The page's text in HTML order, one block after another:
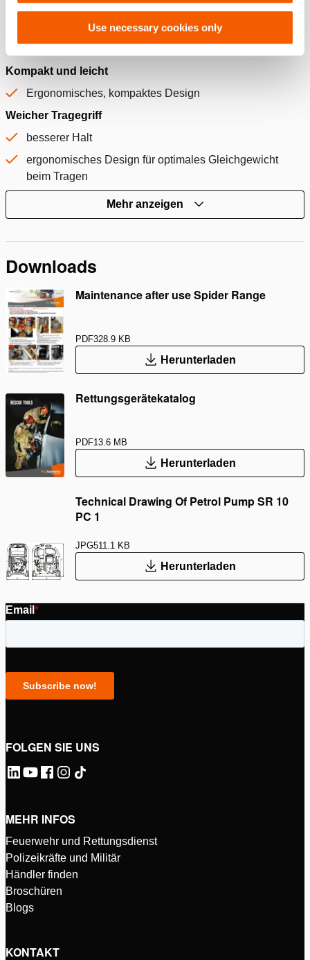
Use necessary cookies only
für schnellere Rettungsoperationen
geringere(r) Durchfluss/Geschwindigkeit in der 3. Stufe
Kompakt und leicht
Ergonomisches, kompaktes Design
Weicher Tragegriff
besserer Halt
ergonomisches Design für optimales Gleichgewicht
beim Tragen
Mehr anzeigen
Downloads
Maintenance after use Spider Range
PDF328.9 KB
Herunterladen
Rettungsgerätekatalog
PDF13.6 MB
Herunterladen
Technical Drawing Of Petrol Pump SR 10
PC 1
JPG511.1 KB
Herunterladen
FOLGEN SIE UNS
MEHR INFOS
Feuerwehr und Rettungsdienst
Polizeikräfte und Militär
Händler finden
Broschüren
Blogs
KONTAKT